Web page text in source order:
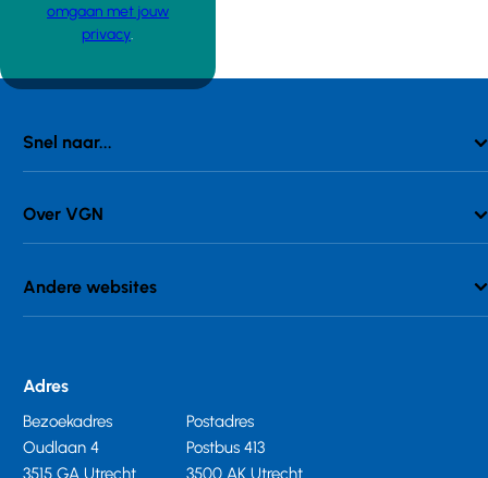
omgaan met jouw
privacy.
Snel naar...
Over VGN
Andere websites
Adres
Bezoekadres
Oudlaan 4
3515 GA Utrecht
Postadres
Postbus 413
3500 AK Utrecht